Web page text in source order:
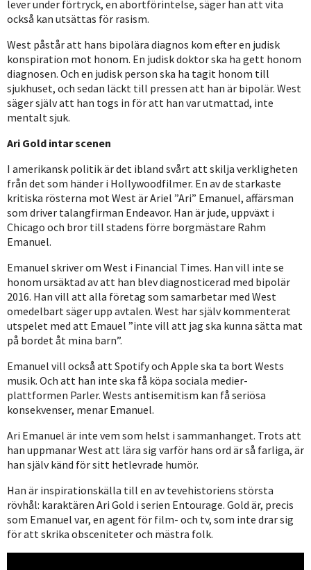
lever under förtryck, en abortförintelse, säger han att vita
också kan utsättas för rasism.
West påstår att hans bipolära diagnos kom efter en judisk
konspiration mot honom. En judisk doktor ska ha gett honom
diagnosen. Och en judisk person ska ha tagit honom till
sjukhuset, och sedan läckt till pressen att han är bipolär. West
säger själv att han togs in för att han var utmattad, inte
mentalt sjuk.
Ari Gold intar scenen
I amerikansk politik är det ibland svårt att skilja verkligheten
från det som händer i Hollywoodfilmer. En av de starkaste
kritiska rösterna mot West är Ariel ”Ari” Emanuel, affärsman
som driver talangfirman Endeavor. Han är jude, uppväxt i
Chicago och bror till stadens förre borgmästare Rahm
Emanuel.
Emanuel skriver om West i Financial Times. Han vill inte se
honom ursäktad av att han blev diagnosticerad med bipolär
2016. Han vill att alla företag som samarbetar med West
omedelbart säger upp avtalen. West har själv kommenterat
utspelet med att Emauel ”inte vill att jag ska kunna sätta mat
på bordet åt mina barn”.
Emanuel vill också att Spotify och Apple ska ta bort Wests
musik. Och att han inte ska få köpa sociala medier-
plattformen Parler. Wests antisemitism kan få seriösa
konsekvenser, menar Emanuel.
Ari Emanuel är inte vem som helst i sammanhanget. Trots att
han uppmanar West att lära sig varför hans ord är så farliga, är
han själv känd för sitt hetlevrade humör.
Han är inspirationskälla till en av tevehistoriens största
rövhål: karaktären Ari Gold i serien Entourage. Gold är, precis
som Emanuel var, en agent för film- och tv, som inte drar sig
för att skrika obsceniteter och mästra folk.